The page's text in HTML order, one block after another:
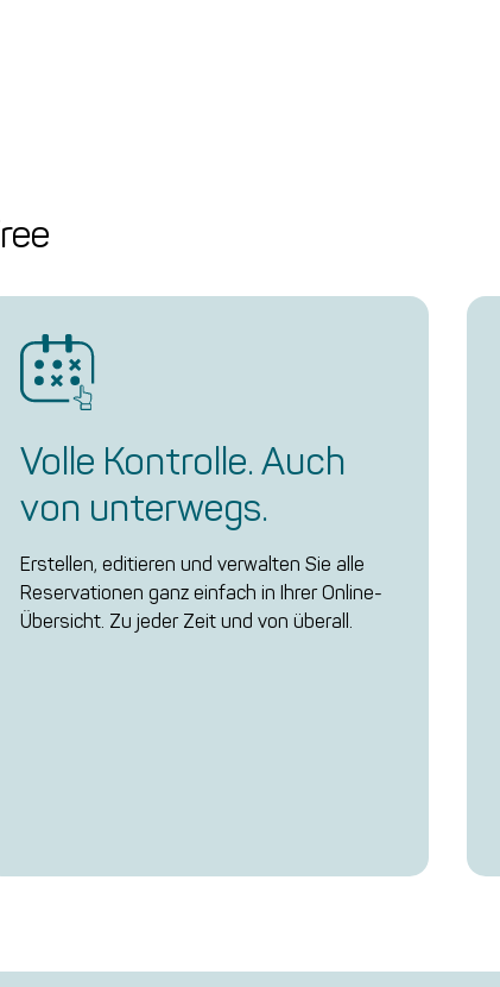
Volle Kontrolle. Auch
von unterwegs.
Erstellen, editieren und verwalten Sie alle
Reservationen ganz einfach in Ihrer Online-
Übersicht. Zu jeder Zeit und von überall.